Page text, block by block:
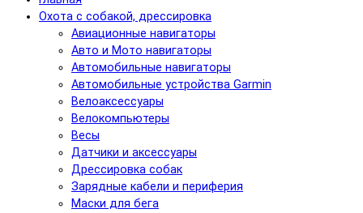
Охота с собакой, дрессировка
Авиационные навигаторы
Авто и Мото навигаторы
Автомобильные навигаторы
Автомобильные устройства Garmin
Велоаксессуары
Велокомпьютеры
Весы
Датчики и аксессуары
Дрессировка собак
Зарядные кабели и периферия
Маски для бега